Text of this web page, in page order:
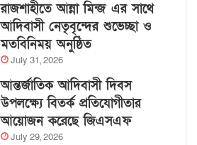
রাজশাহীতে আন্না মিন্জ এর সাথে
আদিবাসী নেতৃবৃন্দের শুভেচ্ছা ও
মতবিনিময় অনুষ্ঠিত
July 31, 2026
আন্তর্জাতিক আদিবাসী দিবস
উপলক্ষ্যে বিতর্ক প্রতিযোগীতার
আয়োজন করেছে জিএসএফ
July 29, 2026